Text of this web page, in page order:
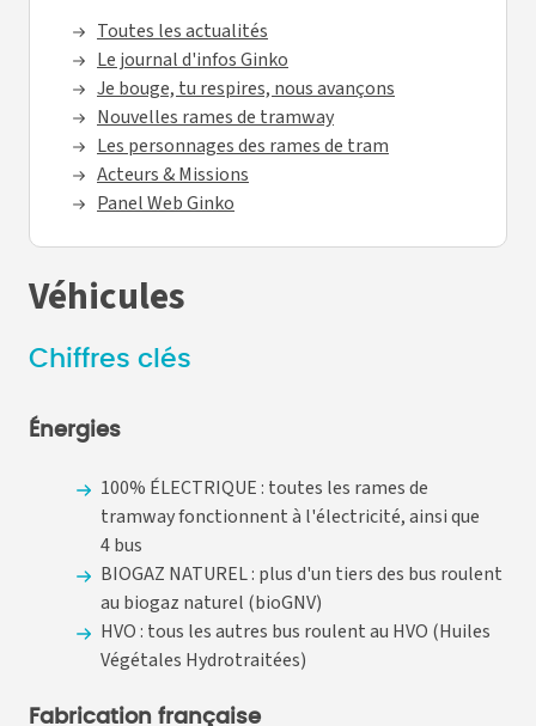
Toutes les actualités
Le journal d'infos Ginko
Je bouge, tu respires, nous avançons
Nouvelles rames de tramway
Les personnages des rames de tram
Acteurs & Missions
Panel Web Ginko
Véhicules
Chiffres clés
Énergies
100% ÉLECTRIQUE : toutes les rames de
tramway fonctionnent à l'électricité, ainsi que
4 bus
BIOGAZ NATUREL : plus d'un tiers des bus roulent
au biogaz naturel (bioGNV)
HVO : tous les autres bus roulent au HVO (Huiles
Végétales Hydrotraitées)
Fabrication française